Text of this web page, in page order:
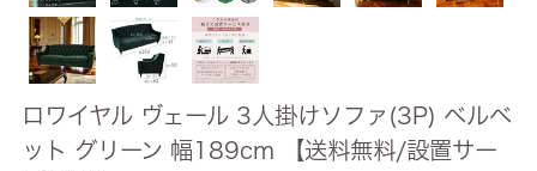
ロワイヤル ヴェール 3人掛けソファ(3P) ベルベ
ット グリーン 幅189cm 【送料無料/設置サー